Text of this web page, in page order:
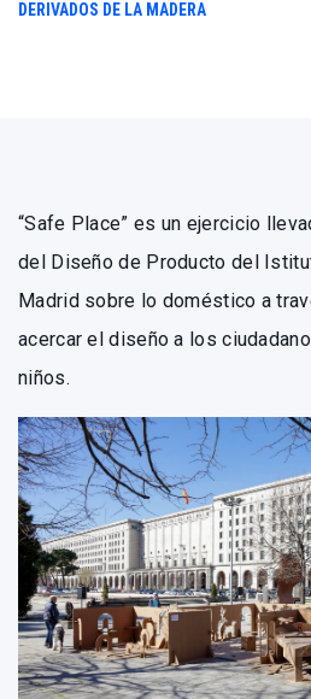
DERIVADOS DE LA MADERA
“Safe Place” es un ejercicio
del Diseño de Producto del
Madrid sobre lo doméstico a
acercar el diseño a los
niños.